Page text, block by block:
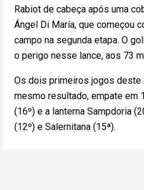
Rabiot de cabeça após uma
Ángel Di María, que começou
campo na segunda etapa. O
o perigo nesse lance, aos 73
Os dois primeiros jogos deste
mesmo resultado, empate em
(16º) e a lanterna Sampdoria
(12º) e Salernitana (15ª).